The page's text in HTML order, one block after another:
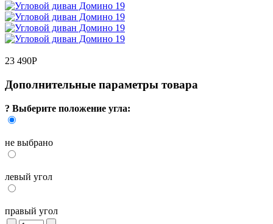
23 490Р
Дополнительные параметры товара
? Выберите положение угла:
не выбрано
левый угол
правый угол